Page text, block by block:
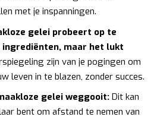
met je inspanningen.
gelei probeert op te
maar het lukt
zijn van je pogingen om
leven in te blazen, zonder succes.
gelei weggooit: Dit kan
bent om afstand te nemen van